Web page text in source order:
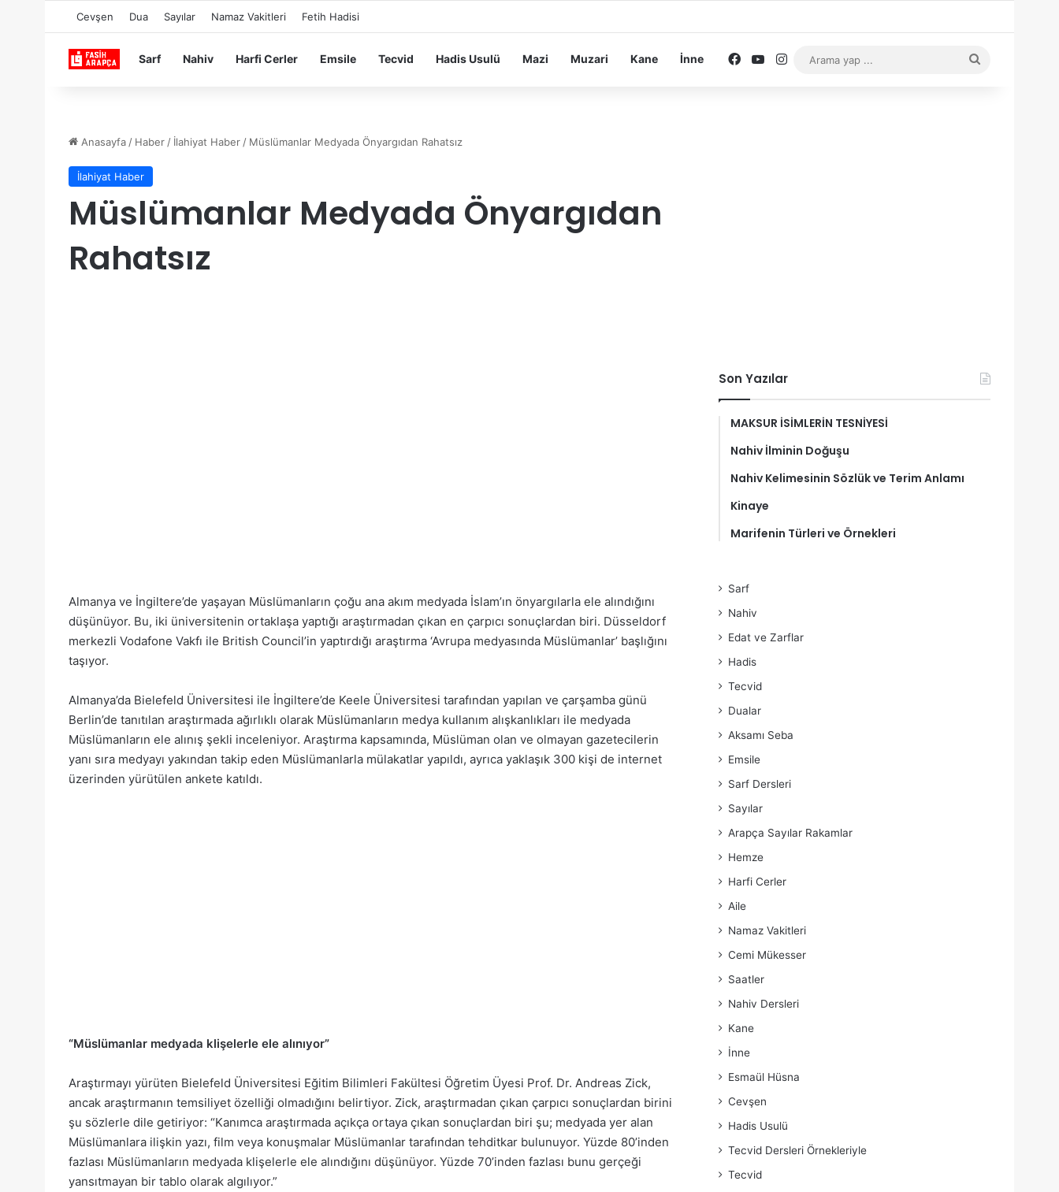
Cevşen Dua Sayılar Namaz Vakitleri Fetih Hadisi
Sarf Nahiv Harfi Cerler Emsile Tecvid Hadis Usulü Mazi Muzari Kane İnne Facebook
YouTube
Instagram
Anasayfa / Haber / İlahiyat Haber / Müslümanlar Medyada Önyargıdan Rahatsız
İlahiyat Haber
Müslümanlar Medyada Önyargıdan
Rahatsız
Almanya ve İngiltere’de yaşayan Müslümanların çoğu ana akım medyada İslam’ın önyargılarla ele alındığını
düşünüyor. Bu, iki üniversitenin ortaklaşa yaptığı araştırmadan çıkan en çarpıcı sonuçlardan biri. Düsseldorf
merkezli Vodafone Vakfı ile British Council’in yaptırdığı araştırma ‘Avrupa medyasında Müslümanlar’ başlığını
taşıyor.
Almanya’da Bielefeld Üniversitesi ile İngiltere’de Keele Üniversitesi tarafından yapılan ve çarşamba günü
Berlin’de tanıtılan araştırmada ağırlıklı olarak Müslümanların medya kullanım alışkanlıkları ile medyada
Müslümanların ele alınış şekli inceleniyor. Araştırma kapsamında, Müslüman olan ve olmayan gazetecilerin
yanı sıra medyayı yakından takip eden Müslümanlarla mülakatlar yapıldı, ayrıca yaklaşık 300 kişi de internet
üzerinden yürütülen ankete katıldı.
“Müslümanlar medyada klişelerle ele alınıyor”
Araştırmayı yürüten Bielefeld Üniversitesi Eğitim Bilimleri Fakültesi Öğretim Üyesi Prof. Dr. Andreas Zick,
ancak araştırmanın temsiliyet özelliği olmadığını belirtiyor. Zick, araştırmadan çıkan çarpıcı sonuçlardan birini
şu sözlerle dile getiriyor: “Kanımca araştırmada açıkça ortaya çıkan sonuçlardan biri şu; medyada yer alan
Müslümanlara ilişkin yazı, film veya konuşmalar Müslümanlar tarafından tehditkar bulunuyor. Yüzde 80’inden
fazlası Müslümanların medyada klişelerle ele alındığını düşünüyor. Yüzde 70’inden fazlası bunu gerçeği
yansıtmayan bir tablo olarak algılıyor.”
Son Yazılar
MAKSUR İSİMLERİN TESNİYESİ
Nahiv İlminin Doğuşu
Nahiv Kelimesinin Sözlük ve Terim Anlamı
Kinaye
Marifenin Türleri ve Örnekleri
Sarf
Nahiv
Edat ve Zarflar
Hadis
Tecvid
Dualar
Aksamı Seba
Emsile
Sarf Dersleri
Sayılar
Arapça Sayılar Rakamlar
Hemze
Harfi Cerler
Aile
Namaz Vakitleri
Cemi Mükesser
Saatler
Nahiv Dersleri
Kane
İnne
Esmaül Hüsna
Cevşen
Hadis Usulü
Tecvid Dersleri Örnekleriyle
Tecvid